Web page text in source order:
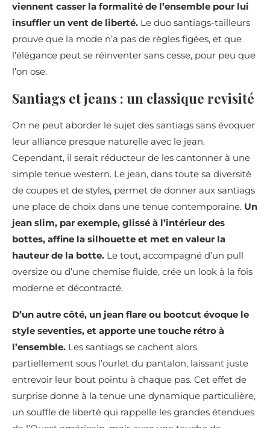
viennent casser la formalité de l’ensemble pour lui
insuffler un vent de liberté. Le duo santiags-tailleurs
prouve que la mode n’a pas de règles figées, et que
l’élégance peut se réinventer sans cesse, pour peu que
l’on ose.
Santiags et jeans : un classique revisité
On ne peut aborder le sujet des santiags sans évoquer
leur alliance presque naturelle avec le jean.
Cependant, il serait réducteur de les cantonner à une
simple tenue western. Le jean, dans toute sa diversité
de coupes et de styles, permet de donner aux santiags
une place de choix dans une tenue contemporaine. Un
jean slim, par exemple, glissé à l’intérieur des
bottes, affine la silhouette et met en valeur la
hauteur de la botte. Le tout, accompagné d’un pull
oversize ou d’une chemise fluide, crée un look à la fois
moderne et décontracté.
D’un autre côté, un jean flare ou bootcut évoque le
style seventies, et apporte une touche rétro à
l’ensemble. Les santiags se cachent alors
partiellement sous l’ourlet du pantalon, laissant juste
entrevoir leur bout pointu à chaque pas. Cet effet de
surprise donne à la tenue une dynamique particulière,
un souffle de liberté qui rappelle les grandes étendues